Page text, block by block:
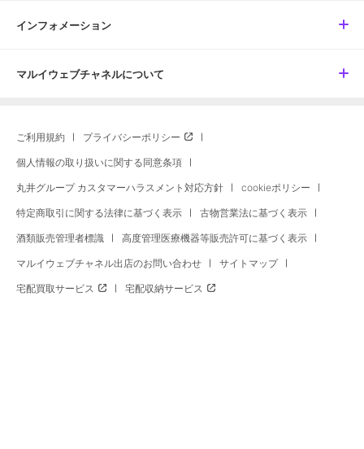
インフォメーション
マルイウェブチャネルについて
ご利用規約 プライバシーポリシー
個人情報の取り扱いに関する同意条項
丸井グループ カスタマーハラスメント対応方針 cookieポリシー
特定商取引に関する法律に基づく表示 古物営業法に基づく表示
酒類販売管理者標識 高度管理医療機器等販売許可に基づく表示
マルイウェブチャネル出店のお問い合わせ サイトマップ
宅配買取サービス 宅配収納サービス